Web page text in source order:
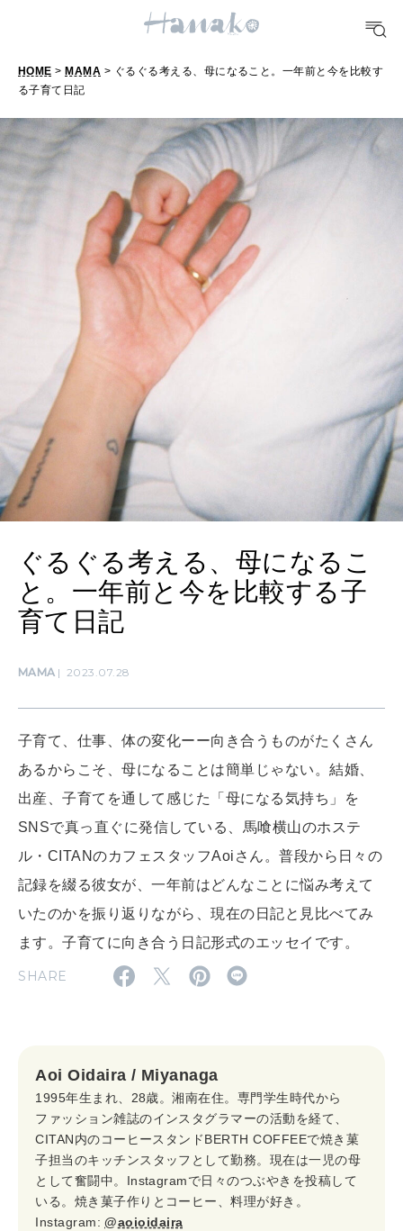
[12星座別] Monthly Love Holoscope
自分にやさしく
MAMA
ママもいろいろ
SUSTAINABLE
わたしができること
CULTURE
WORK&MONEY
特集
2026年9月号「北海道 おいしく遊ぶ、夏のご褒美旅。」
2026年6月号「大銀座 トレンドが生まれる 新しい一流店へ。」
2026年5月号「“大好き”に出会いに。韓国」
2026年4月号「未来をつくる、学びの教科書。」
2026年3月号「スイーツ予想図 2026」
2026年2月号「良運を掴む 新・開運術。」
2026年1月号「猫がいれば、幸せ」
FOLLOW US!
HOME > MAMA > ぐるぐる考える、母になること。一年前と今を比較す
る子育て日記
ぐるぐる考える、母になるこ
と。一年前と今を比較する子
育て日記
MAMA 2023.07.28
子育て、仕事、体の変化ーー向き合うものがたくさん
あるからこそ、母になることは簡単じゃない。結婚、
出産、子育てを通して感じた「母になる気持ち」を
SNSで真っ直ぐに発信している、馬喰横山のホステ
ル・CITANのカフェスタッフAoiさん。普段から日々の
記録を綴る彼女が、一年前はどんなことに悩み考えて
いたのかを振り返りながら、現在の日記と見比べてみ
ます。子育てに向き合う日記形式のエッセイです。
SHARE
Aoi Oidaira / Miyanaga
1995年生まれ、28歳。湘南在住。専門学生時代から
ファッション雑誌のインスタグラマーの活動を経て、
CITAN内のコーヒースタンドBERTH COFFEEで焼き菓
子担当のキッチンスタッフとして勤務。現在は一児の母
として奮闘中。Instagramで日々のつぶやきを投稿して
いる。焼き菓子作りとコーヒー、料理が好き。
Instagram:@aoioidaira